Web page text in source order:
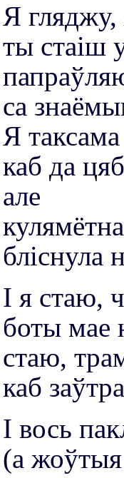
Я гляджу,
ты стаіш
са
Я
каб да
але
бліснула
І я стаю,
боты мае
стаю,
каб
І вось
(а